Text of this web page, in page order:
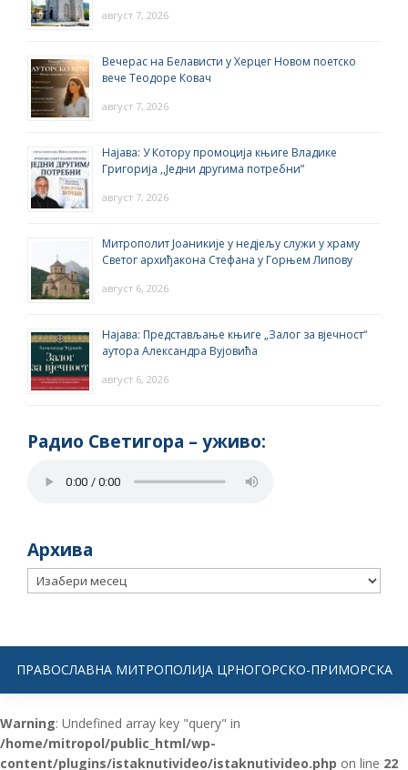
август 7, 2026
Вечерас на Белависти у Херцег Новом поетско
вече Теодоре Ковач
август 7, 2026
Најава: У Котору промоција књиге Владике
Григорија ,,Једни другима потребни”
август 7, 2026
Митрополит Јоаникије у недјељу служи у храму
Светог архиђакона Стефана у Горњем Липову
август 6, 2026
Најава: Представљање књиге „Залог за вјечност“
аутора Александра Вујовића
август 6, 2026
Радио Светигора – yживо:
Архива
Архива
ПРАВОСЛАВНА МИТРОПОЛИЈА ЦРНОГОРСКО-ПРИМОРСКА
Warning: Undefined array key "query" in
/home/mitropol/public_html/wp-
content/plugins/istaknutivideo/istaknutivideo.php on line 22